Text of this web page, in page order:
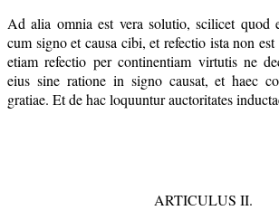
Ad alia omnia est vera solutio, scilicet quod
cum signo et causa cibi, et refectio ista non
etiam refectio per continentiam virtutis ne
eius sine ratione in signo causat, et haec
gratiae. Et de hac loquuntur auctoritates
ARTICULUS II.